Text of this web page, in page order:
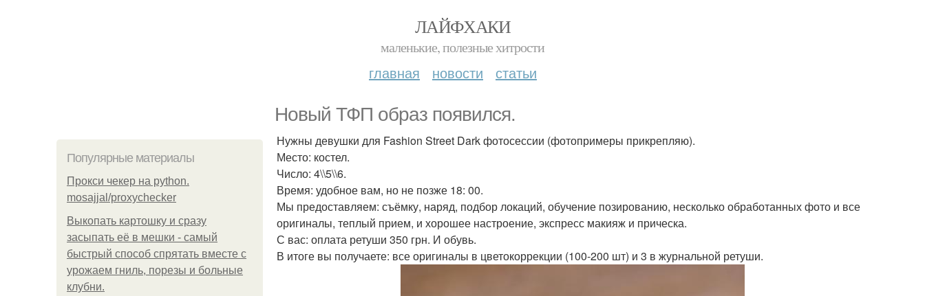
ЛАЙФХАКИ
маленькие, полезные хитрости
главная новости статьи
Новый ТФП образ появился.
Популярные материалы
Прокси чекер на python.
mosajjal/proxychecker
Выкопать картошку и сразу
засыпать её в мешки - самый
быстрый способ спрятать вместе с
урожаем гниль, порезы и больные
клубни.
Нужны девушки для Fashion Street Dark фотосессии (фотопримеры прикрепляю).
Место: костел.
Число: 4\\5\\6.
Время: удобное вам, но не позже 18: 00.
Мы предоставляем: съёмку, наряд, подбор локаций, обучение позированию, несколько обработанных фото и все
оригиналы, теплый прием, и хорошее настроение, экспресс макияж и прическа.
С вас: оплата ретуши 350 грн. И обувь.
В итоге вы получаете: все оригиналы в цветокоррекции (100-200 шт) и 3 в журнальной ретуши.